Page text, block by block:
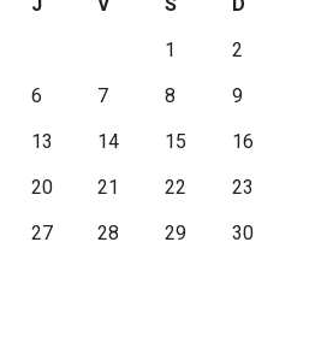
1
2
6 7 8
9
13 14 15
16
20 21 22
23
27 28 29
30